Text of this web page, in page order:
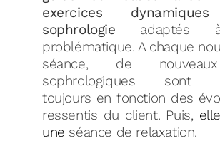
exercices
sophrologie adaptés
problématique. A chaque
séance, de
sophrologiques sont
toujours en fonction des
ressentis du client. Puis,
une séance de relaxation.